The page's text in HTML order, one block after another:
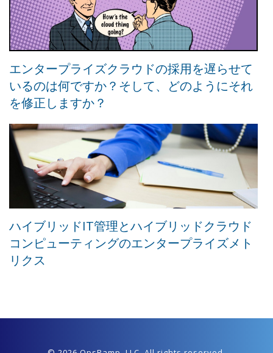
エンタープライズクラウドの採用を遅らせて
いるのは何ですか？そして、どのようにそれ
を修正しますか？
ハイブリッドIT管理とハイブリッドクラウド
コンピューティングのエンタープライズメト
リクス